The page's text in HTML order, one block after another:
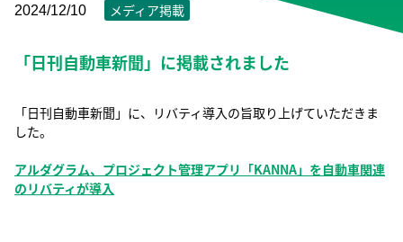
Company
JP EN TH
2024/12/10 メディア掲載
「日刊自動車新聞」に掲載されました
「日刊自動車新聞」に、リバティ導入の旨取り上げていただきま
した。
アルダグラム、プロジェクト管理アプリ「KANNA」を自動車関連
のリバティが導入